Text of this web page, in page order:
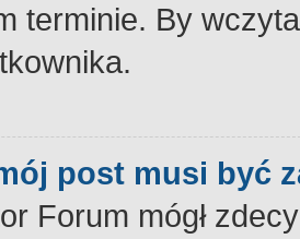
terminie. By
post musi być
Forum mógł